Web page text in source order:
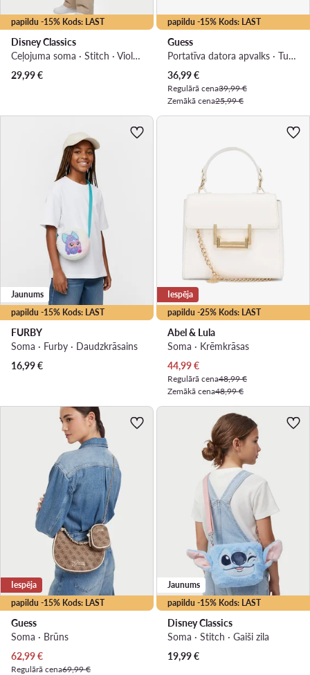
papildu -15% Kods: LAST
Disney Classics
Ceļojuma soma · Stitch · Violets
29,99€
papildu -15% Kods: LAST
Guess
Portatīva datora apvalks · Tumši zils
Pašreizējā cena
36,99€
Regulārā cena39,99 €
Zemākā cena25,99 €
papildu -15% Kods: LAST
Jaunums
FURBY
Soma · Furby · Daudzkrāsains
16,99€
papildu -25% Kods: LAST
Iespēja
Abel & Lula
Soma · Krēmkrāsas
Pašreizējā cena
44,99€
Regulārā cena48,99 €
Zemākā cena48,99 €
papildu -15% Kods: LAST
Iespēja
Guess
Soma · Brūns
Pašreizējā cena
62,99€
Regulārā cena69,99 €
papildu -15% Kods: LAST
Jaunums
Disney Classics
Soma · Stitch · Gaiši zila
19,99€